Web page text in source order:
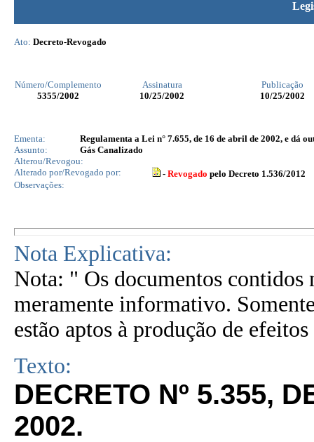
Ato: Decreto-Revogado
Número/Complemento Assinatura
Publicação
5355/2002 10/25/2002 10/25/2002
Ementa:
Regulamenta a Lei n° 7.655, de 16 de abril de 2002, e dá
Assunto:
Gás Canalizado
Alterou/Revogou:
Alterado por/Revogado por:
- Revogado pelo Decreto 1.536/2012
Observações:
Nota Explicativa:
Nota: " Os documentos contidos
meramente informativo.
estão aptos à produção de
Texto:
DECRETO Nº 5.355,
2002.